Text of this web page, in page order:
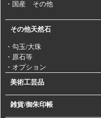
・国産 その他
その他天然石
・勾玉/大珠
・原石等
・オプション
美術工芸品
雑貨/御朱印帳